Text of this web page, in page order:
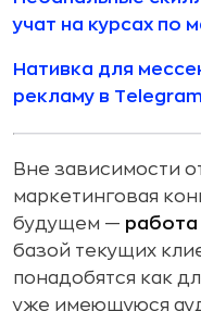
учат на курсах по
Нативка для
рекламу в
Вне зависимости
маркетинговая
будущем — работа
базой текущих
понадобятся как
уже имеющуюся